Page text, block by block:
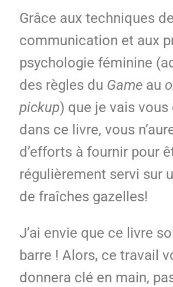
Grâce aux techniques de
communication et aux
psychologie féminine
des règles du Gameau
pickup) que je vais vous
dans ce livre, vous
d’efforts à fournir pour
régulièrement servi sur
de fraîches gazelles!
J’ai envie que ce livre
barre ! Alors, ce travail
donnera clé en main,